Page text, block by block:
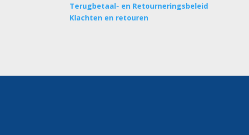
Terugbetaal- en Retourneringsbeleid
Klachten en retouren